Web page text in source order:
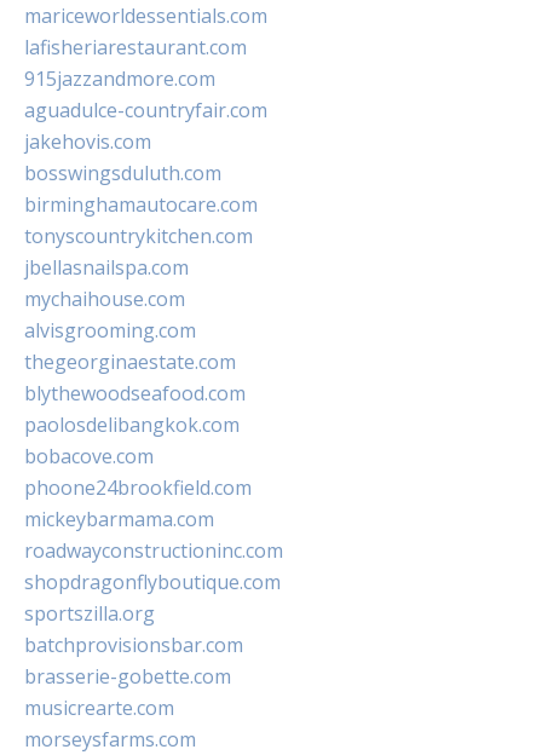
mariceworldessentials.com
lafisheriarestaurant.com
915jazzandmore.com
aguadulce-countryfair.com
jakehovis.com
bosswingsduluth.com
birminghamautocare.com
tonyscountrykitchen.com
jbellasnailspa.com
mychaihouse.com
alvisgrooming.com
thegeorginaestate.com
blythewoodseafood.com
paolosdelibangkok.com
bobacove.com
phoone24brookfield.com
mickeybarmama.com
roadwayconstructioninc.com
shopdragonflyboutique.com
sportszilla.org
batchprovisionsbar.com
brasserie-gobette.com
musicrearte.com
morseysfarms.com